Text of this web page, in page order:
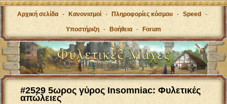
Αρχική σελίδα - Κανονισμοί - Πληροφορίες κόσμου - Speed -
Υποστήριξη - Βοήθεια - Forum
#2529 5ωρος γύρος Insomniac: Φυλετικές
απώλειες